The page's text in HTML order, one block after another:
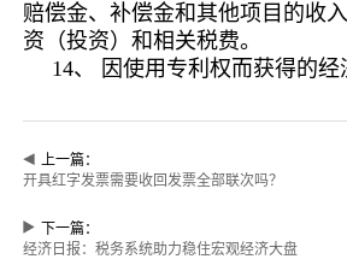
赔偿金、补偿金和其他项目的收
资（投资）和相关税费。
14、 因使用专利权而获得的经
上一篇：
开具红字发票需要收回发票全部联次吗？
下一篇：
经济日报：税务系统助力稳住宏观经济大盘